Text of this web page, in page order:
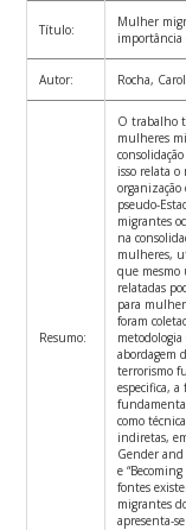
Título:
Mulher
importância
Autor: Rocha,
Resumo:
O trabalho
mulheres
isso relata o
organização
pseudo-
migrantes
na
mulheres,
que mesmo
relatadas
para
foram
abordagem
terrorismo
especifica,
como
indiretas,
Gender
e
fontes
migrantes
apresenta-